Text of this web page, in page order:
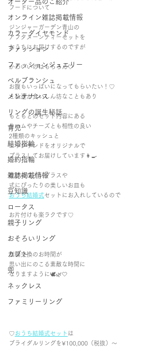
オーダー品のご紹介
オンライン雑誌掲載情報
カラーダイヤモンド
ファッション
ファッションジュエリー
ベルブランシュ
メンテナンス
リングの誕生秘話
育児
結婚指輪
婚約指輪
雑誌掲載情報
豆知識
ロータス
親子リング
おそろいリング
カブト
兜
ネックレス
ファミリーリング
フードについて
ジンジャーガーデン青山の
アフタヌーンティーセットを
おうちにお届けするのですが
かわいいのはもちろん🤍
お腹もいっぱいになってもらいたい！♡
と私達が食いしん坊なこともあり
もともとのセット内容にある
生ハムやチーズとも相性の良い
2種類のキッシュと
エッグサンドをオリジナルで
プラスしてお届けしています👩‍🍳
乾杯のワイングラスや
式にぴったりの美しいお皿も
おうち結婚式セットにお入れしているので
お片付けも楽ラクです♡
指輪交換のお時間が
思い出にのこる素敵な時間に
なりますように🕊🌿🤍
♡ おうち結婚式セット は
ブライダルリングを¥100,000（税抜）～